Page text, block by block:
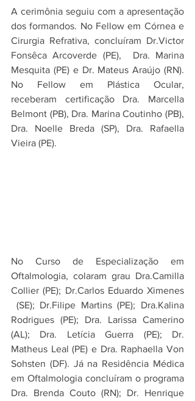
A cerimônia seguiu com a apresentação
dos formandos. No Fellow em Córnea e
Cirurgia Refrativa, concluíram Dr.Victor
Fonsêca Arcoverde (PE),  Dra. Marina
Mesquita (PE) e Dr. Mateus Araújo (RN).
No Fellow em Plástica Ocular,
receberam certificação Dra. Marcella
Belmont (PB), Dra. Marina Coutinho (PB),
Dra. Noelle Breda (SP), Dra. Rafaella
Vieira (PE).
No Curso de Especialização em
Oftalmologia, colaram grau Dra.Camilla
Collier (PE); Dr.Carlos Eduardo Ximenes
(SE); Dr.Filipe Martins (PE); Dra.Kalina
Rodrigues (PE); Dra. Larissa Camerino
(AL); Dra. Letícia Guerra (PE); Dr.
Matheus Leal (PE) e Dra. Raphaella Von
Sohsten (DF). Já na Residência Médica
em Oftalmologia concluíram o programa
Dra. Brenda Couto (RN); Dr. Henrique